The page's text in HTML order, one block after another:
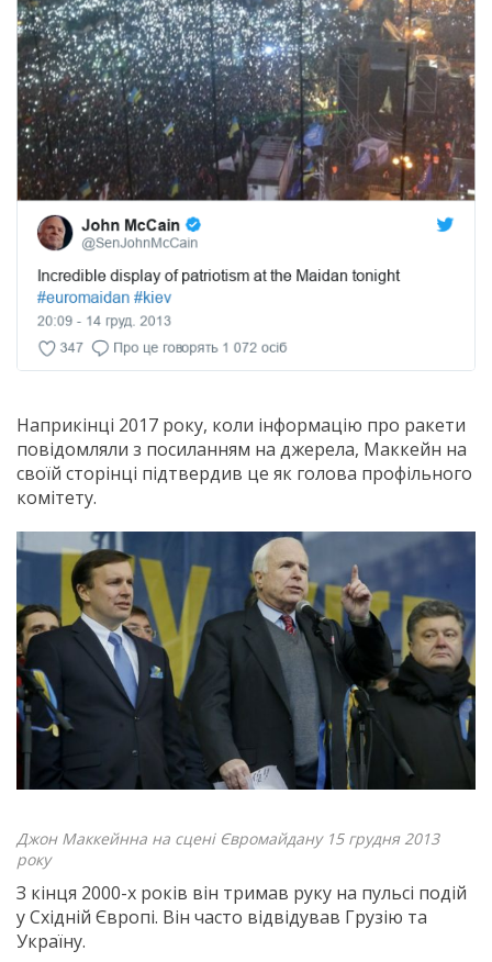
Наприкінці 2017 року, коли інформацію про ракети
повідомляли з посиланням на джерела, Маккейн на
своїй сторінці підтвердив це як голова профільного
комітету.
Джон Маккейнна на сцені Євромайдану 15 грудня 2013
року
З кінця 2000-х років він тримав руку на пульсі подій
у Східній Європі. Він часто відвідував Грузію та
Україну.